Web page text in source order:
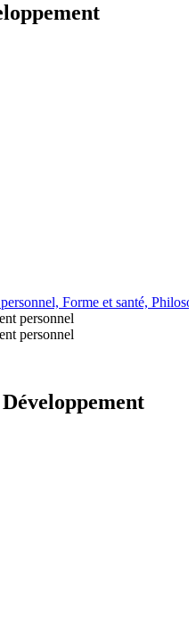
Forme et santé,
personnel
personnel